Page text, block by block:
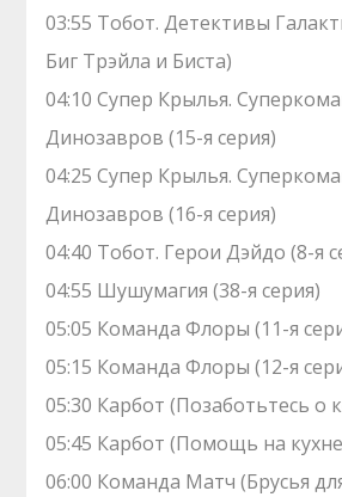
03:55 Тобот. Детективы
Биг Трэйла и Биста)
04:10 Супер Крылья.
Динозавров (15-я серия)
04:25 Супер Крылья.
Динозавров (16-я серия)
04:40 Тобот. Герои Дэйдо (8-я
04:55 Шушумагия (38-я серия)
05:05 Команда Флоры (11-я
05:15 Команда Флоры (12-я
05:30 Карбот (Позаботьтесь о
05:45 Карбот (Помощь на
06:00 Команда Матч (Брусья